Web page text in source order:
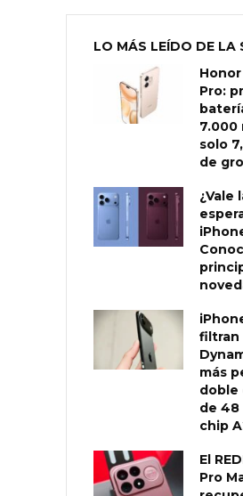
LO MÁS LEÍDO DE LA
Honor
Pro:
7.000
solo
de
¿Vale
filtran
más
doble
de 48
chip
El
Pro